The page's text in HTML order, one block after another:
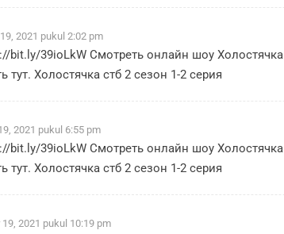
2021 pukul 2:02 pm
bit.ly/39ioLkW Смотреть онлайн шоу
Холостячка стб 2 сезон 1-2 серия
2021 pukul 6:55 pm
bit.ly/39ioLkW Смотреть онлайн шоу
Холостячка стб 2 сезон 1-2 серия
2021 pukul 10:19 pm